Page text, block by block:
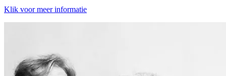
Klik voor meer informatie